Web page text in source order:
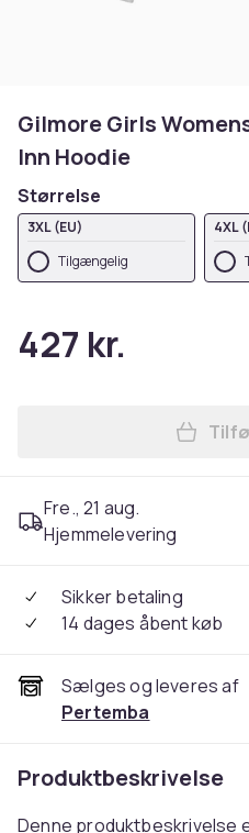
Gilmore Girls
Inn Hoodie
Størrelse
3XL (EU)
Tilgængelig
4XL
427 kr.
Fre., 21 aug.
Hjemmelevering
Sikker betaling
14 dages åbent køb
Sælges og leveres af
Pertemba
Produktbeskrivelse
Denne produktbeskrivelse